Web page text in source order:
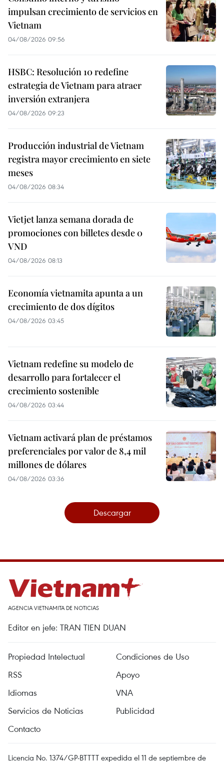
impulsan crecimiento de servicios en
Vietnam
04/08/2026 09:56
HSBC: Resolución 10 redefine
estrategia de Vietnam para atraer
inversión extranjera
04/08/2026 09:23
Producción industrial de Vietnam
registra mayor crecimiento en siete
meses
04/08/2026 08:34
Vietjet lanza semana dorada de
promociones con billetes desde 0
VND
04/08/2026 08:13
Economía vietnamita apunta a un
crecimiento de dos dígitos
04/08/2026 03:45
Vietnam redefine su modelo de
desarrollo para fortalecer el
crecimiento sostenible
04/08/2026 03:44
Vietnam activará plan de préstamos
preferenciales por valor de 8,4 mil
millones de dólares
04/08/2026 03:36
Descargar
AGENCIA VIETNAMITA DE NOTICIAS
Editor en jefe: TRAN TIEN DUAN
Propiedad Intelectual
Condiciones de Uso
RSS
Apoyo
Idiomas
VNA
Servicios de Noticias
Publicidad
Contacto
Licencia No. 1374/GP-BTTTT expedida el 11 de septiembre de